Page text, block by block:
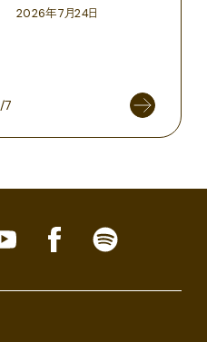
2026年7月24日
7